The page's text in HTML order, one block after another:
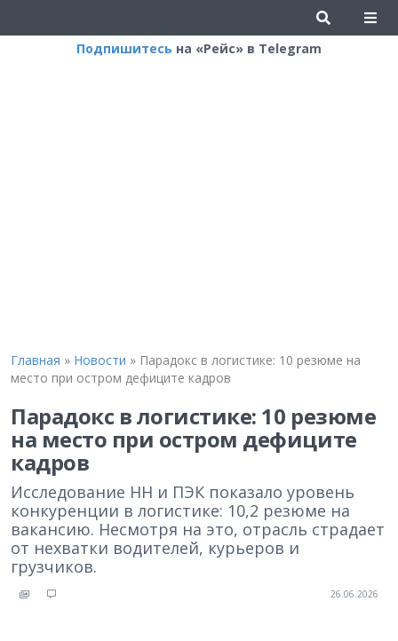
Подпишитесь на «Рейс» в Telegram
Главная » Новости » Парадокс в логистике: 10 резюме на
место при остром дефиците кадров
Парадокс в логистике: 10 резюме
на место при остром дефиците
кадров
Исследование HH и ПЭК показало уровень
конкуренции в логистике: 10,2 резюме на
вакансию. Несмотря на это, отрасль страдает
от нехватки водителей, курьеров и
грузчиков.
26.06.2026